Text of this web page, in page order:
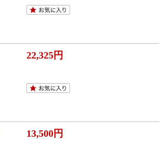
22,325円
13,500円